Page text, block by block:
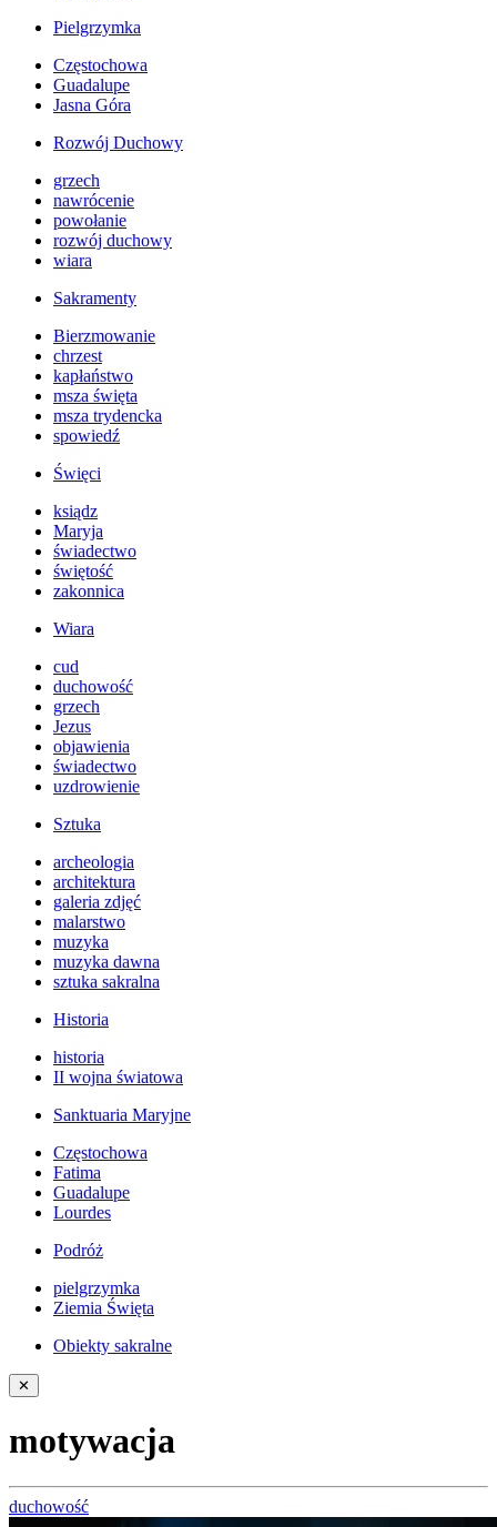
Pielgrzymka
Częstochowa
Guadalupe
Jasna Góra
Rozwój Duchowy
grzech
nawrócenie
powołanie
rozwój duchowy
wiara
Sakramenty
Bierzmowanie
chrzest
kapłaństwo
msza święta
msza trydencka
spowiedź
Święci
ksiądz
Maryja
świadectwo
świętość
zakonnica
Wiara
cud
duchowość
grzech
Jezus
objawienia
świadectwo
uzdrowienie
Sztuka
archeologia
architektura
galeria zdjęć
malarstwo
muzyka
muzyka dawna
sztuka sakralna
Historia
historia
II wojna światowa
Sanktuaria Maryjne
Częstochowa
Fatima
Guadalupe
Lourdes
Podróż
pielgrzymka
Ziemia Święta
Obiekty sakralne
✕
motywacja
duchowość